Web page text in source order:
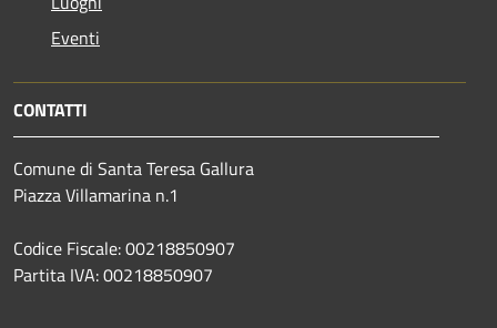
Eventi
CONTATTI
Comune di Santa Teresa Gallura
Piazza Villamarina n.1
Codice Fiscale: 00218850907
Partita IVA: 00218850907